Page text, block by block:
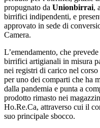
propugnato da Unionbirrai,
birrifici indipendenti, e
approvato in sede di
Camera.
L’emendamento, che
birrifici artigianali in misura
nei registri di carico nel
per uno dei comparti che ha
dalla pandemia e punta a
prodotto rimasto nei
Ho.Re.Ca, attraverso cui il
suo principale sbocco.